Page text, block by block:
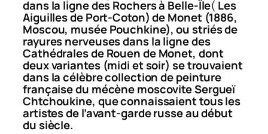
dans la ligne desRochers à Belle-Île( Les
Aiguilles de Port-Coton) de Monet (1886,
Moscou, musée Pouchkine), ou striés de
rayures nerveuses dans la ligne des
Cathédrales de Rouen de Monet, dont
deux variantes (midi et soir) se trouvaient
dans la célèbre collection de peinture
française du mécène moscovite Sergueï
Chtchoukine, que connaissaient tous les
artistes de l’avant-garde russe au début
du siècle.